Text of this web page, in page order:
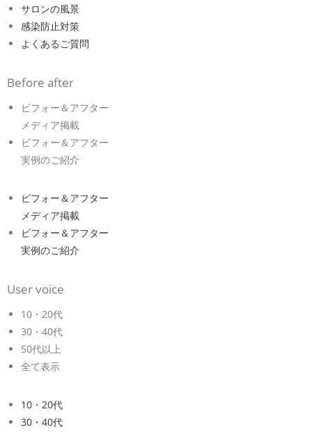
サロンの風景
感染防止対策
よくあるご質問
Before after
ビフォー＆アフター
メディア掲載
ビフォー＆アフター
実例のご紹介
ビフォー＆アフター
メディア掲載
ビフォー＆アフター
実例のご紹介
User voice
10・20代
30・40代
50代以上
全て表示
10・20代
30・40代